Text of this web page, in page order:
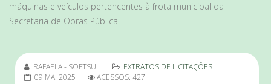
máquinas e veículos pertencentes à frota municipal da
Secretaria de Obras Pública
RAFAELA - SOFTSUL
EXTRATOS DE LICITAÇÕES
09 MAI 2025
ACESSOS: 427